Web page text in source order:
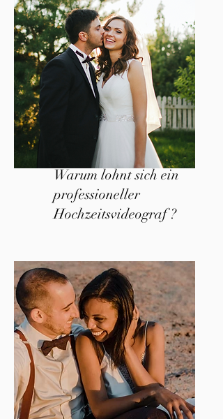
Warum lohnt sich ein
professioneller
Hochzeitsvideograf ?